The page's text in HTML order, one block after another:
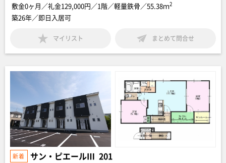
敷金0ヶ月／礼金129,000円／1階／軽量鉄骨／55.38ｍ2
築26年／即日入居可
マイリスト まとめて問合せ
サン・ピエールⅢ 201